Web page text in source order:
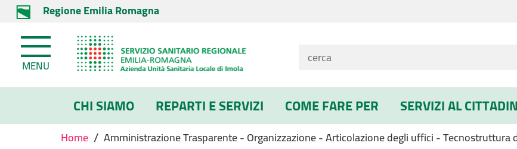
Regione Emilia Romagna
MENU
CHI SIAMO REPARTI E SERVIZI COME FARE PER SERVIZI AL
Home / Amministrazione Trasparente - Organizzazione - Articolazione degli uffici - Tecnostruttura